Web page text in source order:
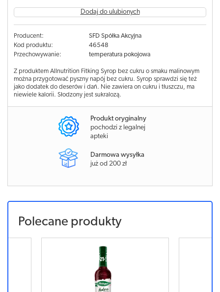
Dodaj do ulubionych
Producent:
SFD Spółka Akcyjna
Kod produktu:
46548
Przechowywanie:
temperatura pokojowa
Z produktem Allnutrition Fitking Syrop bez cukru o smaku malinowym
można przygotować pyszny napój bez cukru. Syrop sprawdzi się też
jako dodatek do deserów i dań. Nie zawiera on cukru i tłuszczu, ma
niewiele kalorii. Słodzony jest sukralozą.
Produkt oryginalny
pochodzi z legalnej
apteki
Darmowa wysyłka
już od 200 zł
Polecane produkty